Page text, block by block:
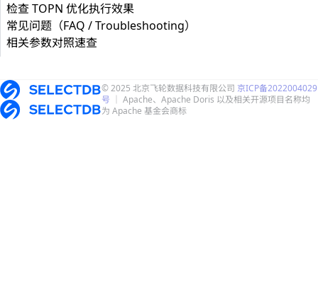
检查 TOPN 优化执行效果
常见问题（FAQ / Troubleshooting）
相关参数对照速查
© 2025 北京飞轮数据科技有限公司 京ICP备2022004029
号
｜ Apache、Apache Doris 以及相关开源项目名称均
为 Apache 基金会商标